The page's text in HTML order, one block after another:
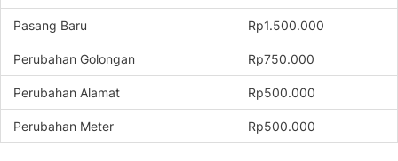
Pasang Baru Rp1.500.000
Perubahan Golongan Rp750.000
Perubahan Alamat Rp500.000
Perubahan Meter Rp500.000